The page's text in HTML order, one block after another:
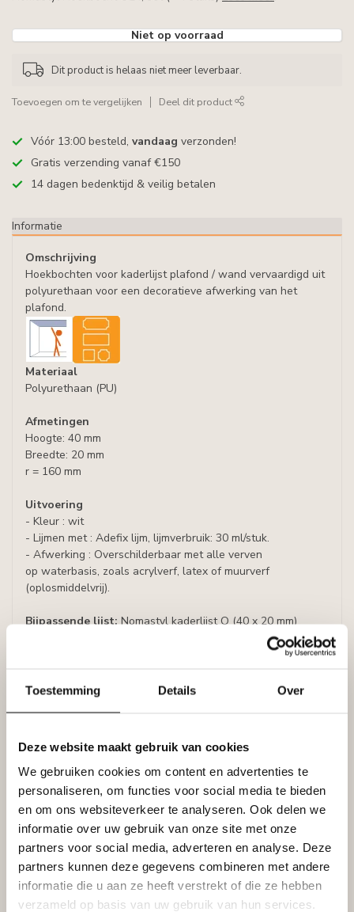
Toestemming Details Over
Deze website maakt gebruik van cookies
We gebruiken cookies om content en advertenties te
personaliseren, om functies voor social media te bieden
en om ons websiteverkeer te analyseren. Ook delen we
informatie over uw gebruik van onze site met onze
partners voor social media, adverteren en analyse. Deze
partners kunnen deze gegevens combineren met andere
informatie die u aan ze heeft verstrekt of die ze hebben
verzameld op basis van uw gebruik van hun services.
Niet op voorraad
Dit product is helaas niet meer leverbaar.
Toevoegen om te vergelijken Deel dit product
Vóór 13:00 besteld, vandaag verzonden!
Gratis verzending vanaf €150
14 dagen bedenktijd & veilig betalen
Informatie
Omschrijving
Hoekbochten voor kaderlijst plafond / wand vervaardigd uit
polyurethaan voor een decoratieve afwerking van het
plafond.
Materiaal
Polyurethaan (PU)
Afmetingen
Hoogte: 40 mm
Breedte: 20 mm
r = 160 mm
Uitvoering
- Kleur : wit
- Lijmen met : Adefix lijm, lijmverbruik: 30 ml/stuk.
- Afwerking : Overschilderbaar met alle verven
op waterbasis, zoals acrylverf, latex of muurverf
(oplosmiddelvrij).
Bijpassende lijst: Nomastyl kaderlijst O (40 x 20 mm)
Reviews
Gerelateerde producten
NMC
NMC Nomastyl Kaderlijst O (40 x
20 mm), lengte 2 m
Op voorraad
€7,47
Recent bekeken